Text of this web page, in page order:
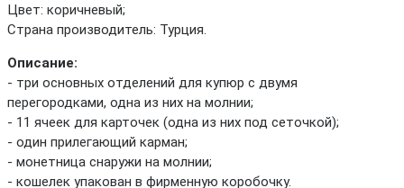
Цвет: коричневый;
Страна производитель: Турция.
Описание:
- три основных отделений для купюр с двумя
перегородками, одна из них на молнии;
- 11 ячеек для карточек (одна из них под сеточкой);
- один прилегающий карман;
- монетница снаружи на молнии;
- кошелек упакован в фирменную коробочку.